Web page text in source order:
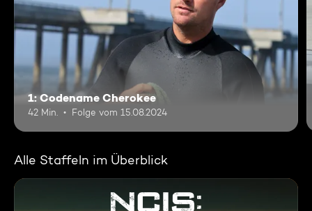
1: Codename Cherokee
42 Min. Folge vom 15.08.2024
Alle Staffeln im Überblick